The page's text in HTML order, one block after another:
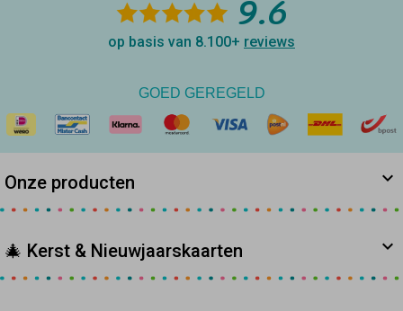
9.6
op basis van 8.100+ reviews
GOED GEREGELD
Onze producten
🎄 Kerst & Nieuwjaarskaarten